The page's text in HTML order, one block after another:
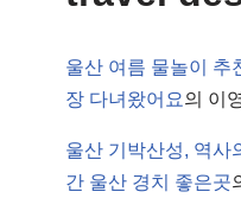
울산 여름 물놀이 추
장 다녀왔어요의 이
울산 기박산성, 역사
간 울산 경치 좋은곳